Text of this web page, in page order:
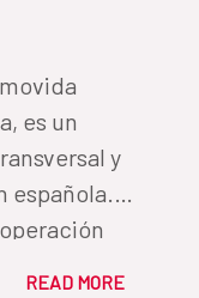
es un
y
española.
READ MORE